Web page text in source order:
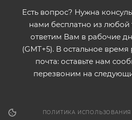
Есть вопрос? Нужна
нами бесплатно из
ответим Вам в рабочие
(GMT+5). В остальное время
почта: оставьте нам
перезвоним на
ПОЛИТИКА ИСПОЛЬЗОВАНИЯ